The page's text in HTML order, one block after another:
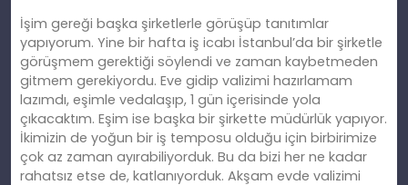
İşim gereği başka şirketlerle görüşüp tanıtımlar
yapıyorum. Yine bir hafta iş icabı İstanbul’da bir şirketle
görüşmem gerektiği söylendi ve zaman kaybetmeden
gitmem gerekiyordu. Eve gidip valizimi hazırlamam
lazımdı, eşimle vedalaşıp, 1 gün içerisinde yola
çıkacaktım. Eşim ise başka bir şirkette müdürlük yapıyor.
İkimizin de yoğun bir iş temposu olduğu için birbirimize
çok az zaman ayırabiliyorduk. Bu da bizi her ne kadar
rahatsız etse de, katlanıyorduk. Akşam evde valizimi